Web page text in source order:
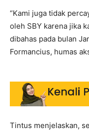
“Kami juga tidak
oleh SBY karena jika
dibahas pada bulan
Formancius, humas
Tintus menjelaskan,